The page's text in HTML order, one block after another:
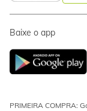
Baixe o app
PRIMEIRA COMPRA: